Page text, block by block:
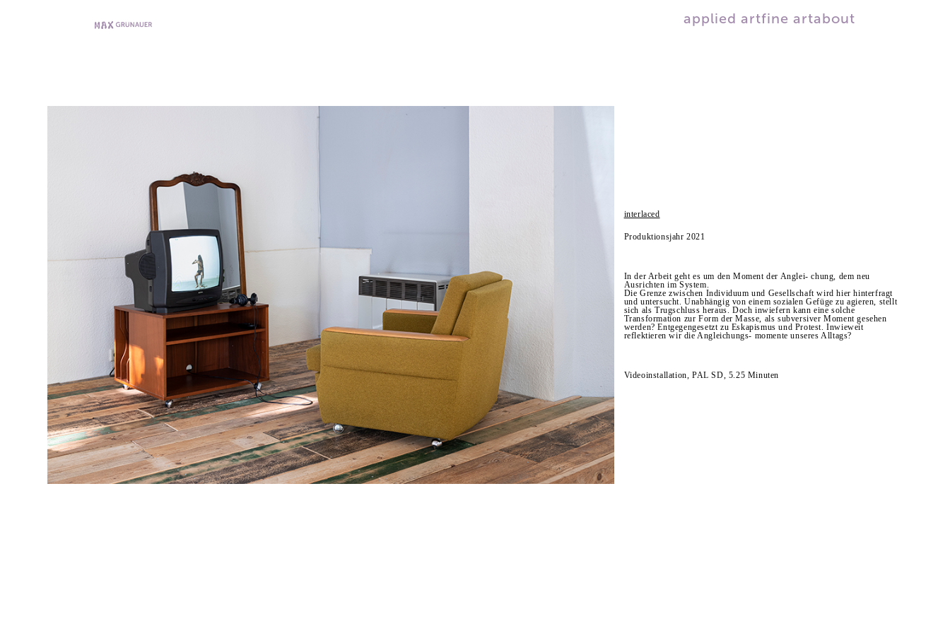
applied artfine artabout
interlaced
Produktionsjahr 2021
In der Arbeit geht es um den Moment der Anglei- chung, dem neu
Ausrichten im System.
Die Grenze zwischen Individuum und Gesellschaft wird hier hinterfragt
und untersucht. Unabhängig von einem sozialen Gefüge zu agieren, stellt
sich als Trugschluss heraus. Doch inwiefern kann eine solche
Transformation zur Form der Masse, als subversiver Moment gesehen
werden? Entgegengesetzt zu Eskapismus und Protest. Inwieweit
reflektieren wir die Angleichungs- momente unseres Alltags?
Videoinstallation, PAL SD, 5.25 Minuten